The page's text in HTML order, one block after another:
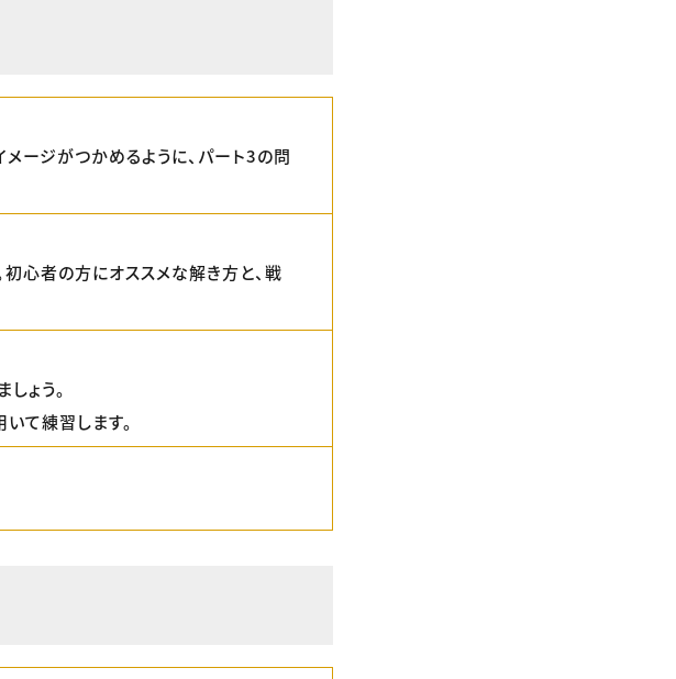
ージがつかめるように、パート3の問
心者の方にオススメな解き方と、戦
ょう。
て練習します。